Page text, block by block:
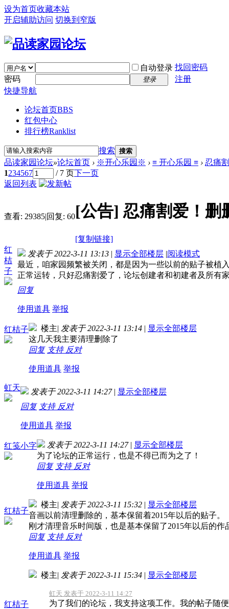
设为首页收藏本站
开启辅助访问 切换到窄版
自动登录 找回密码
密码
登录
注册
快捷导航
论坛首页BBS
红包中心
排行榜Ranklist
搜索 搜索
品读家园论坛»论坛首页 › ※开心乐园※ › ≡ 开心乐园 ≡ › 忍痛
1234567 / 7 页下一页
返回列表
查看: 29385|回复: 60[公告] 忍痛割爱！删
[复制链接]
红
桔
子
发表于 2022-3-11 13:13 | 显示全部楼层 |阅读模式
最近，咱家园频繁被关闭，都是因为一些以前的贴子被植
正常运转，只好忍痛割爱了，论坛创建者和初建者及所有
回复
使用道具 举报
红桔子 楼主| 发表于 2022-3-11 13:14 | 显示全部楼层
这几天我主要清理删除了
回复 支持 反对
使用道具 举报
虹天 发表于 2022-3-11 14:27 | 显示全部楼层
回复 支持 反对
使用道具 举报
红笺小字 发表于 2022-3-11 14:27 | 显示全部楼层
为了论坛的正常运行，也是不得已而为之了！
回复 支持 反对
使用道具 举报
红桔子
楼主| 发表于 2022-3-11 15:32 | 显示全部楼层
音画以前清理删除的，基本保留着2015年以后的贴子。
刚才清理音乐时间版，也是基本保留了2015年以后的作
回复 支持 反对
使用道具 举报
红桔子
楼主| 发表于 2022-3-11 15:34 | 显示全部楼层
虹天 发表于 2022-3-11 14:27
为了我们的论坛，我支持这项工作。我的帖子随